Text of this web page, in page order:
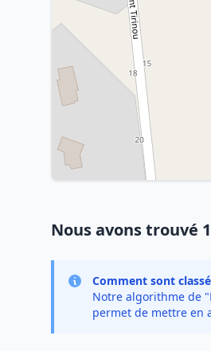
Nous avons trouvé
Comment sont
Notre algorithme de
permet de mettre en